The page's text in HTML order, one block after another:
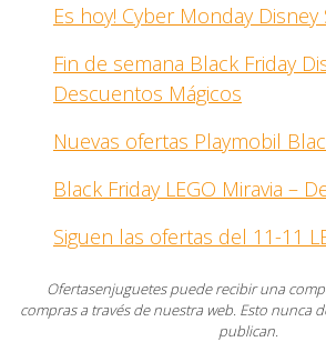
Es hoy! Cyber Monday Disney
Fin de semana Black Friday
Descuentos Mágicos
Nuevas ofertas Playmobil
Black Friday LEGO Miravia –
Siguen las ofertas del 11-11
Ofertasenjuguetes puede recibir una
compras a través de nuestra web. Esto nunca
publican.